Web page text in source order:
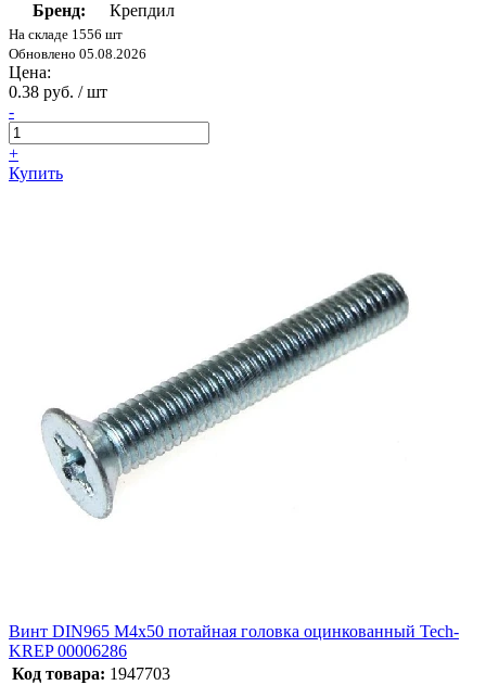
Бренд:
Крепдил
На складе 1556 шт
Обновлено 05.08.2026
Цена:
0.38 руб. / шт
-
+
Купить
Винт DIN965 М4х50 потайная головка оцинкованный Tech-
KREP 00006286
Код товара: 1947703